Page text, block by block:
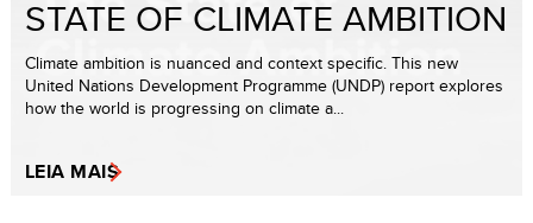
STATE OF CLIMATE AMBITION
Climate ambition is nuanced and context specific. This new
United Nations Development Programme (UNDP) report explores
how the world is progressing on climate a...
LEIA MAIS